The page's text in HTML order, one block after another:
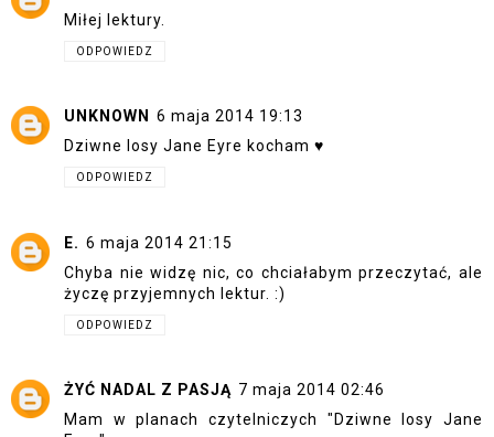
Miłej lektury.
ODPOWIEDZ
UNKNOWN
6 maja 2014 19:13
Dziwne losy Jane Eyre kocham ♥
ODPOWIEDZ
E. 6 maja 2014 21:15
Chyba nie widzę nic, co chciałabym przeczytać, ale
życzę przyjemnych lektur. :)
ODPOWIEDZ
ŻYĆ NADAL Z PASJĄ 7 maja 2014 02:46
Mam w planach czytelniczych "Dziwne losy Jane